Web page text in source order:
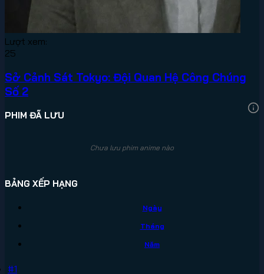
Lượt xem:
25
Sở Cảnh Sát Tokyo: Đội Quan Hệ Công Chúng
Số 2
PHIM ĐÃ LƯU
Chưa lưu phim anime nào
BẢNG XẾP HẠNG
Ngày
Tháng
Năm
#1